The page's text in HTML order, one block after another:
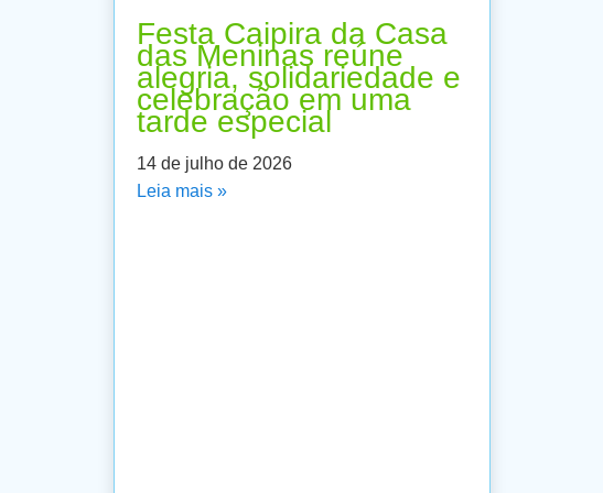
Festa Caipira da Casa
das Meninas reúne
alegria, solidariedade e
celebração em uma
tarde especial
14 de julho de 2026
Leia mais »